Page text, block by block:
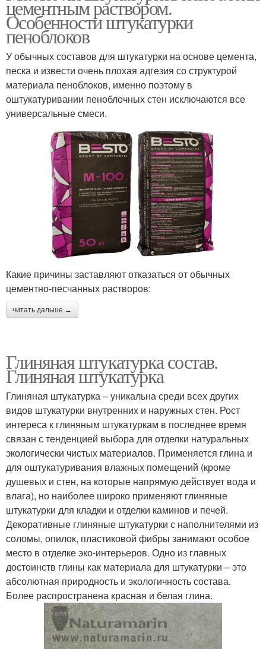
цементным раствором.
Особенности штукатурки
пеноблоков
У обычных составов для штукатурки на основе цемента,
песка и извести очень плохая адгезия со структурой
материала пеноблоков, именно поэтому в
оштукатуривании пеноблочных стен исключаются все
универсальные смеси.
Какие причины заставляют отказаться от обычных
цементно-песчанных растворов:
читать дальше →
Глиняная штукатурка состав.
Глиняная штукатурка
Глиняная штукатурка – уникальна среди всех других
видов штукатурки внутренних и наружных стен. Рост
интереса к глиняным штукатуркам в последнее время
связан с тенденцией выбора для отделки натуральных
экологически чистых материалов. Применяется глина и
для оштукатуривания влажных помещений (кроме
душевых и стен, на которые напрямую действует вода и
влага), но наиболее широко применяют глиняные
штукатурки для кладки и отделки каминов и печей.
Декоративные глиняные штукатурки с наполнителями из
соломы, опилок, пластиковой фибры занимают особое
место в отделке эко-интерьеров. Одно из главных
достоинств глины как материала для штукатурки – это
абсолютная природность и экологичность состава.
Более распространена красная и белая глина.